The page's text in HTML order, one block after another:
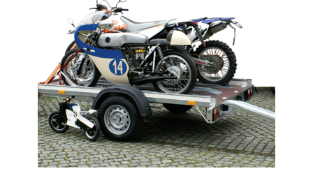
Prívesy s kolesami pod ložnou
plochou (hliníkové a plechové
bočnice)